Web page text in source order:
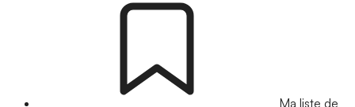
Ma liste de